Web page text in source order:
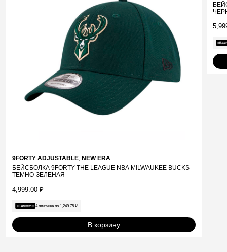
9FORTY ADJUSTABLE, NEW ERA
БЕЙСБОЛКА 9FORTY THE LEAGUE NBA MILWAUKEE BUCKS
ТЕМНО-ЗЕЛЕНАЯ
4,999.00 ₽
4 платежа по 1,249.75 ₽
В корзину